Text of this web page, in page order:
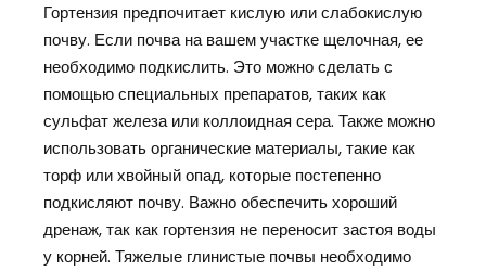
Гортензия предпочитает кислую или слабокислую
почву. Если почва на вашем участке щелочная, ее
необходимо подкислить. Это можно сделать с
помощью специальных препаратов, таких как
сульфат железа или коллоидная сера. Также можно
использовать органические материалы, такие как
торф или хвойный опад, которые постепенно
подкисляют почву. Важно обеспечить хороший
дренаж, так как гортензия не переносит застоя воды
у корней. Тяжелые глинистые почвы необходимо